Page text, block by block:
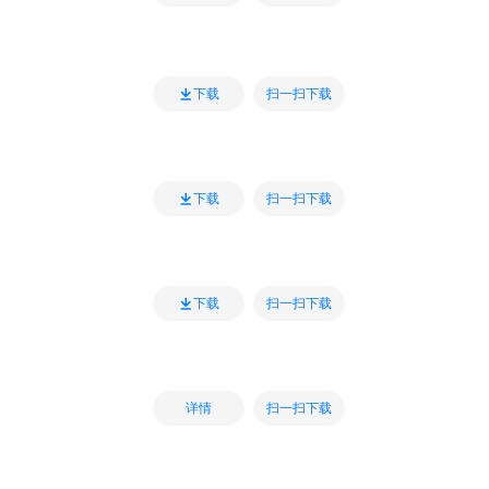
下载 扫一扫下载
下载 扫一扫下载
下载 扫一扫下载
详情 扫一扫下载